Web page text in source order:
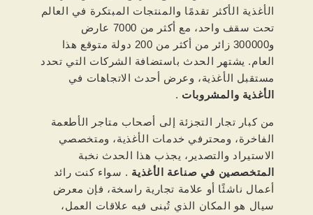
الأغذية الأكثر تقدمًا والمنتجات المبتكرة في العالم
تحت سقف واحد، مع أكثر من 7000 عارض
و300000 زائر من أكثر من 200 دولة متوقع هذا
العام. يشتهر الحدث باستضافة الشركات التي تحدد
مستقبل الأغذية، وعرض أحدث الاتجاهات في
الأغذية والمشروبات .
من كبار تجار التجزئة إلى أصحاب متاجر الأطعمة
الفاخرة، ومحترفي خدمات الأغذية، ومتخصصي
الاستيراد والتصدير، يجذب هذا الحدث نخبة
المتخصصين في صناعة الأغذية . سواء كنت رائد
أعمال ناشئًا أو علامة تجارية راسخة، فإن معرض
سيال هو المكان الذي تُبنى فيه علاقات العمل،